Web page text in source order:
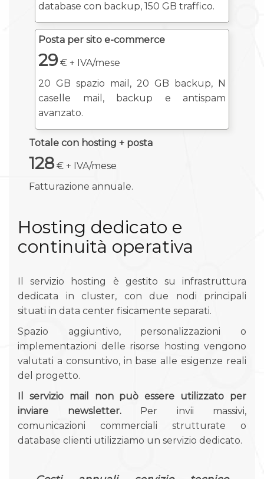
database con backup, 150 GB traffico.
Posta per sito e-commerce
29€ + IVA/mese
20 GB spazio mail, 20 GB backup, N
caselle mail, backup e antispam
avanzato.
Totale con hosting + posta
128€ + IVA/mese
Fatturazione annuale.
Hosting dedicato e
continuità operativa
Il servizio hosting è gestito su infrastruttura
dedicata in cluster, con due nodi principali
situati in data center fisicamente separati.
Spazio aggiuntivo, personalizzazioni o
implementazioni delle risorse hosting vengono
valutati a consuntivo, in base alle esigenze reali
del progetto.
Il servizio mail non può essere utilizzato per
inviare newsletter.Per invii massivi,
comunicazioni commerciali strutturate o
database clienti utilizziamo un servizio dedicato.